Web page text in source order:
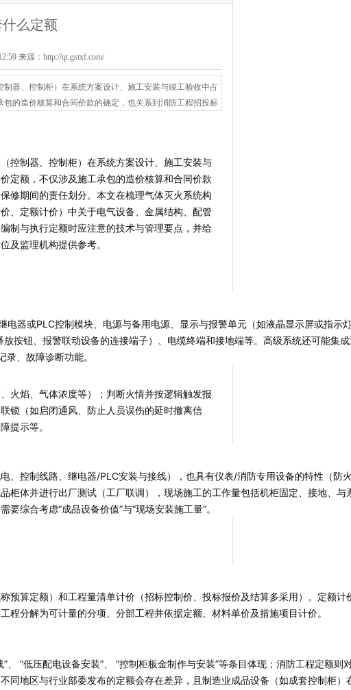
么定额
来源：http://qt.gstxf.com/
器、控制柜）在系统方案设计、施工安装与竣工验收中占
的造价核算和合同价款的确定，也关系到消防工程招投标
控制器、控制柜）在系统方案设计、施工安装与
定额，不仅涉及施工承包的造价核算和合同价款
修期间的责任划分。本文在梳理气体灭火系统构
、定额计价）中关于电气设备、金属结构、配管
制与执行定额时应注意的技术与管理要点，并给
及监理机构提供参考。
电器或PLC控制模块、电源与备用电源、显示与报警单元（如液晶显示屏或指示
按钮、报警联动设备的连接端子）、电缆终端和接地端等。高级系统还可能集
、故障诊断功能。
火焰、气体浓度等）；判断火情并按逻辑触发报
锁（如启闭通风、防止人员误伤的延时撤离信
提示等。
、控制线路、继电器/PLC安装与接线），也具有仪表/消防专用设备的特性（防
柜体并进行出厂测试（工厂联调），现场施工的工作量包括机柜固定、接地、与
综合考虑“成品设备价值”与“现场安装施工量”。
预算定额）和工程量清单计价（招标控制价、投标报价及结算多采用）。定额计
分解为可计量的分项、分部工程并依据定额、材料单价及措施项目计价。
、 “低压配电设备安装”、 “控制柜板金制作与安装”等条目体现；消防工程定额则
同地区与行业部委发布的定额会存在差异，且制造业成品设备（如成套控制柜）